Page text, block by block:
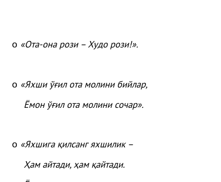
o «Ота-она рози– Худо рози!».
o «Яхши ўғил ота молини бийлар,
Ёмон ўғил ота молини сочар».
o «Яхшига қилсанг яхшилик –
Ҳам айтади, ҳам қайтади.